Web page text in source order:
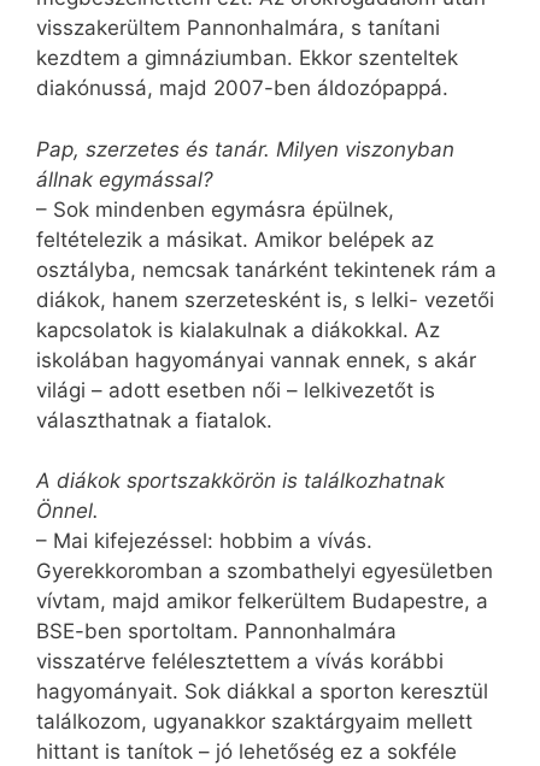
visszakerültem Pannonhalmára, s tanítani
kezdtem a gimnáziumban. Ekkor szenteltek
diakónussá, majd 2007-ben áldozópappá.
Pap, szerzetes és tanár. Milyen viszonyban
állnak egymással?
– Sok mindenben egymásra épülnek,
feltételezik a másikat. Amikor belépek az
osztályba, nemcsak tanárként tekintenek rám a
diákok, hanem szerzetesként is, s lelki- vezetői
kapcsolatok is kialakulnak a diákokkal. Az
iskolában hagyományai vannak ennek, s akár
világi – adott esetben női – lelkivezetőt is
választhatnak a fiatalok.
A diákok sportszakkörön is találkozhatnak
Önnel.
– Mai kifejezéssel: hobbim a vívás.
Gyerekkoromban a szombathelyi egyesületben
vívtam, majd amikor felkerültem Budapestre, a
BSE-ben sportoltam. Pannonhalmára
visszatérve felélesztettem a vívás korábbi
hagyományait. Sok diákkal a sporton keresztül
találkozom, ugyanakkor szaktárgyaim mellett
hittant is tanítok – jó lehetőség ez a sokféle